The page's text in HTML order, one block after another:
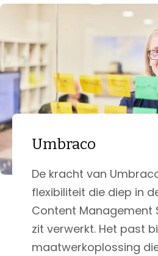
Umbraco
De kracht van
flexibiliteit die diep in
Content Management
zit verwerkt. Het past
maatwerkoplossing